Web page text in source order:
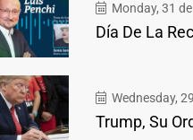
Monday, 31
Día De La
Wednesday,
Trump, Su